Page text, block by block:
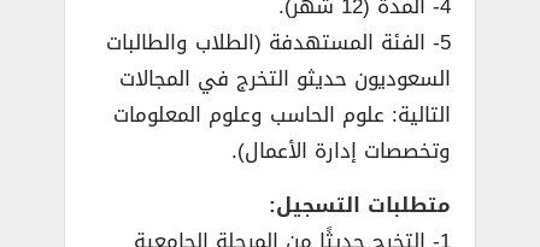
5- الفئة المستهدفة (الطلاب والطالبات
السعوديون حديثو التخرج في المجالات
التالية: علوم الحاسب وعلوم المعلومات
وتخصصات إدارة الأعمال).
متطلبات التسجيل: